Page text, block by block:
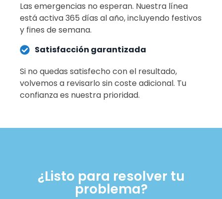
Las emergencias no esperan. Nuestra línea
está activa 365 días al año, incluyendo festivos
y fines de semana.
Satisfacción garantizada
Si no quedas satisfecho con el resultado,
volvemos a revisarlo sin coste adicional. Tu
confianza es nuestra prioridad.
¿Listo para resolver tu
problema?